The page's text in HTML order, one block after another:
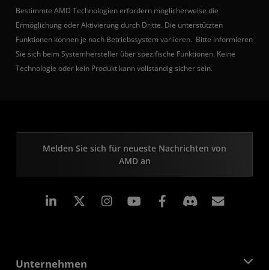
Bestimmte AMD Technologien erfordern möglicherweise die
Ermöglichung oder Aktivierung durch Dritte. Die unterstützten
Funktionen können je nach Betriebssystem variieren. Bitte informieren
Sie sich beim Systemhersteller über spezifische Funktionen. Keine
Technologie oder kein Produkt kann vollständig sicher sein.
Melden Sie sich für neueste Nachrichten von
AMD an
LinkedIn Instagram Facebook
Unternehmen